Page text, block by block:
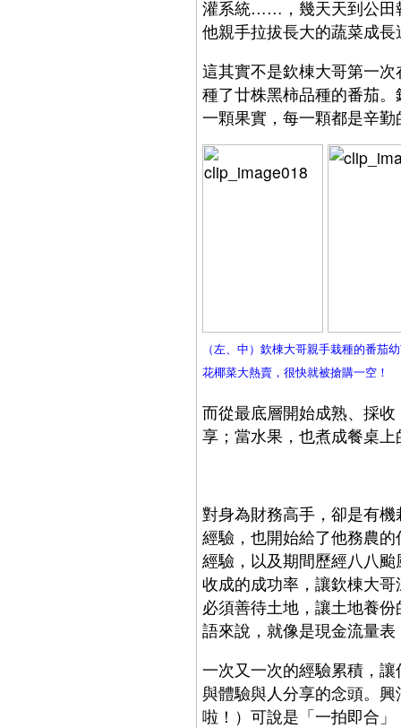
灌系統……，幾天天到公田
他親手拉拔長大的蔬菜成
這其實不是欽棟大哥第一
種了廿株黑柿品種的番茄
一顆果實，每一顆都是辛
（左、中）欽棟大哥親手栽種的番茄
花椰菜大熱賣，很快就被搶購一空！
而從最底層開始成熟、採
享；當水果，也煮成餐桌
對身為財務高手，卻是有
經驗，也開始給了他務農
經驗，以及期間歷經八八
收成的成功率，讓欽棟大
必須善待土地，讓土地養
語來說，就像是現金流量
一次又一次的經驗累積，
與體驗與人分享的念頭。
啦！）可說是「一拍即合